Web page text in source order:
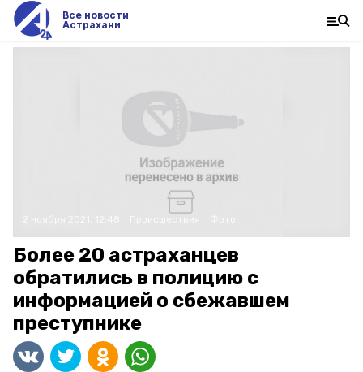
Все новости
Астрахани
Более 20 астраханцев
обратились в полицию с
информацией о сбежавшем
преступнике